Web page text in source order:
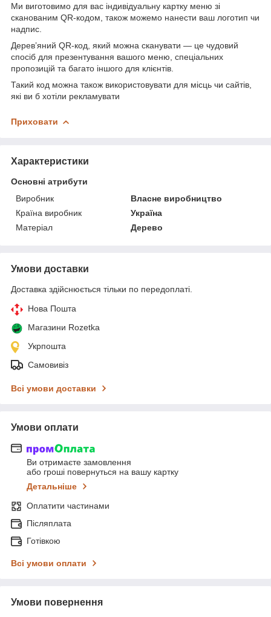
Ми виготовимо для вас індивідуальну картку меню зі
сканованим QR-кодом, також можемо нанести ваш логотип чи
надпис.
Дерев’яний QR-код, який можна сканувати — це чудовий
спосіб для презентування вашого меню, спеціальних
пропозицій та багато іншого для клієнтів.
Такий код можна також використовувати для місць чи сайтів,
які ви б хотіли рекламувати
Приховати
Характеристики
Основні атрибути
Виробник
Власне виробництво
Країна виробник
Україна
Матеріал
Дерево
Умови доставки
Доставка здійснюється тільки по передоплаті.
Нова Пошта
Магазини Rozetka
Укрпошта
Самовивіз
Всі умови доставки
Умови оплати
Ви отримаєте замовлення
або гроші повернуться на вашу картку
Детальніше
Оплатити частинами
Післяплата
Готівкою
Всі умови оплати
Умови повернення